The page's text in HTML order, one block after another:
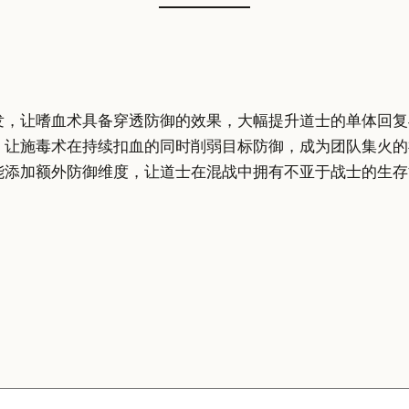
让嗜血术具备穿透防御的效果，大幅提升道士的单体回
施毒术在持续扣血的同时削弱目标防御，成为团队集火
加额外防御维度，让道士在混战中拥有不亚于战士的生